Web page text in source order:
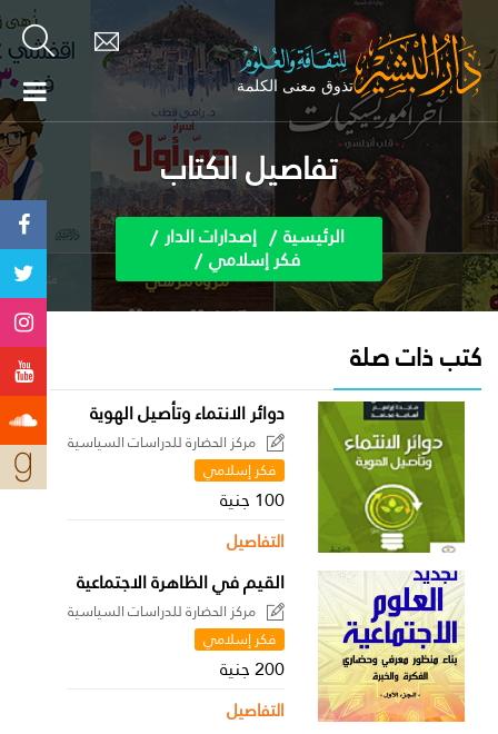
تفاصيل الكتاب
الرئيسية إصدارات الدار
فكر إسلامي
كتب ذات صلة
دوائر الانتماء وتأصيل الهوية
مركز الحضارة للدراسات السياسية
فكر إسلامي
100 جنية
التفاصيل
القيم في الظاهرة الاجتماعية
مركز الحضارة للدراسات السياسية
فكر إسلامي
200 جنية
التفاصيل